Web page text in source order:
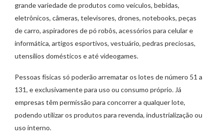
grande variedade de produtos como veículos, bebidas,
eletrônicos, câmeras, televisores, drones, notebooks, peças
de carro, aspiradores de pó robôs, acessórios para celular e
informática, artigos esportivos, vestuário, pedras preciosas,
utensílios domésticos e até videogames.
Pessoas físicas só poderão arrematar os lotes de número 51 a
131, e exclusivamente para uso ou consumo próprio. Já
empresas têm permissão para concorrer a qualquer lote,
podendo utilizar os produtos para revenda, industrialização ou
uso interno.